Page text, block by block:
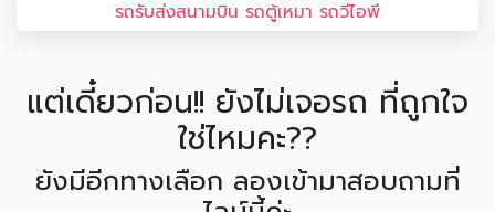
รถรับส่งสนามบิน รถตู้เหมา รถวีไอพี
แต่เดี๋ยวก่อน!! ยังไม่เจอรถ ที่ถูกใจ
ใช่ไหมคะ??
ยังมีอีกทางเลือก ลองเข้ามาสอบถามที่